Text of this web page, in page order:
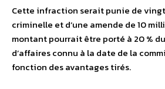
Cette infraction serait punie de
criminelle et d’une amende de 10
montant pourrait être porté à 20 %
d’affaires connu à la date de la
fonction des avantages tirés.